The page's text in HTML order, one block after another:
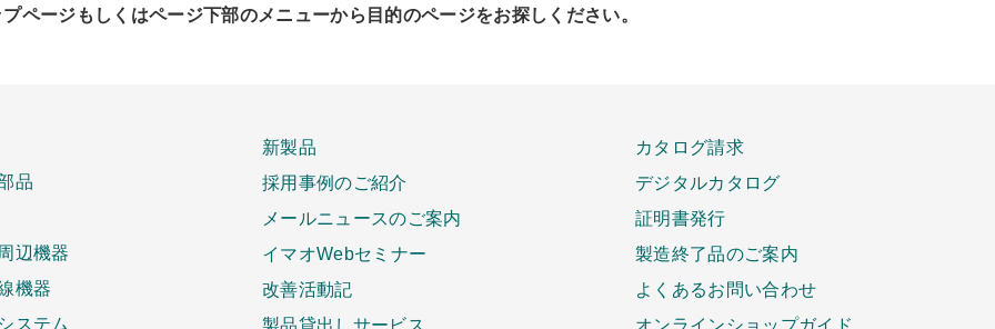
ページもしくはページ下部のメニューから目的のページをお探しください。
品
辺機器
機器
ステム
新製品
採用事例のご紹介
メールニュースのご案内
イマオWebセミナー
改善活動記
製品貸出しサービス
カタログ請求
デジタルカタログ
証明書発行
製造終了品のご案内
よくあるお問い合わせ
オンラインショップガイド